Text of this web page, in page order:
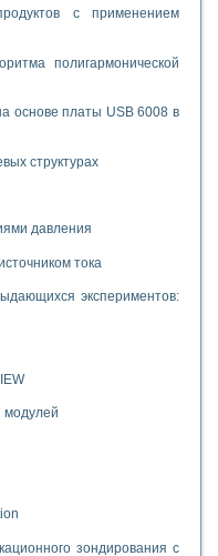
с применением
полигармонической
основе платы USB 6008 в
структурах
давления
тока
экспериментов:
модулей
зондирования с